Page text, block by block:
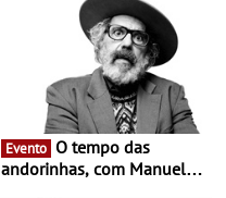
Evento
andorinhas, com Manuel